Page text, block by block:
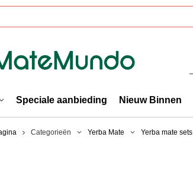
Speciale aanbieding Nieuw Binnen
Categorieën Yerba Mate Yerba mate sets